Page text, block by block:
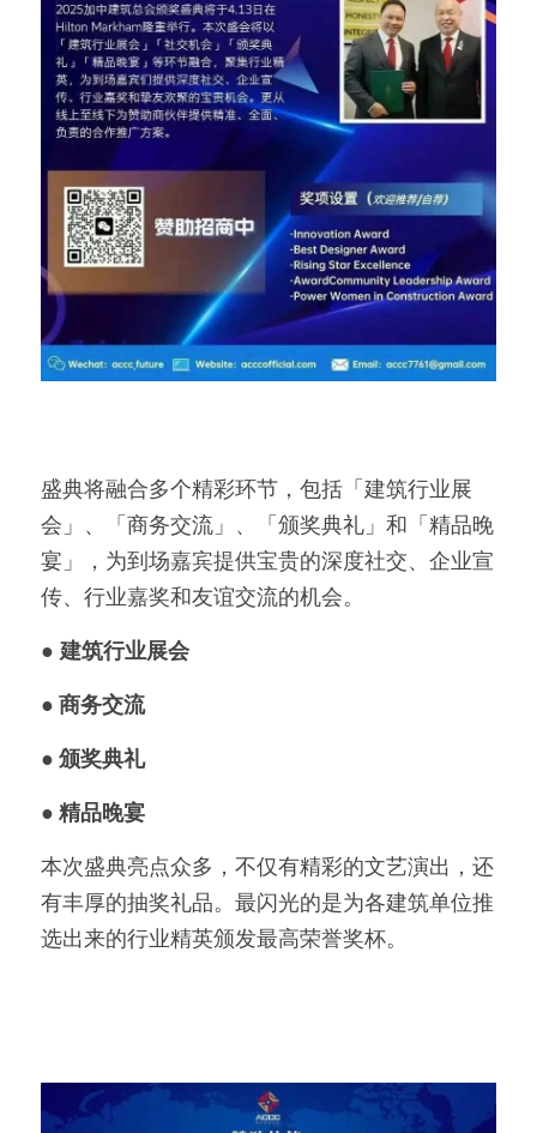
盛典将融合多个精彩环节，包括「建筑行业展
会」、「商务交流」、「颁奖典礼」和「精品晚
宴」，为到场嘉宾提供宝贵的深度社交、企业宣
传、行业嘉奖和友谊交流的机会。
● 建筑行业展会
● 商务交流
● 颁奖典礼
● 精品晚宴
本次盛典亮点众多，不仅有精彩的文艺演出，还
有丰厚的抽奖礼品。最闪光的是为各建筑单位推
选出来的行业精英颁发最高荣誉奖杯。